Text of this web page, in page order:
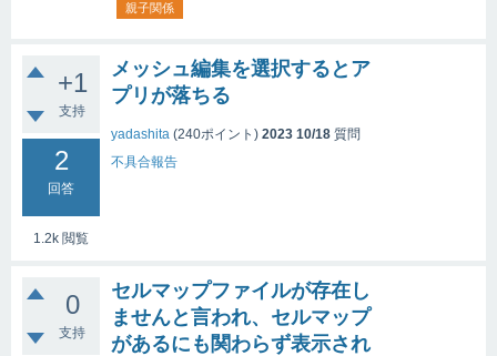
親子関係
+1
支持
2
回答
1.2k 閲覧
メッシュ編集を選択するとア
プリが落ちる
yadashita (240ポイント) 2023 10/18 質問
不具合報告
0
支持
セルマップファイルが存在し
ませんと言われ、セルマップ
があるにも関わらず表示され